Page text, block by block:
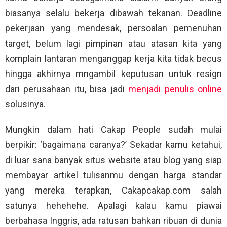
biasanya selalu bekerja dibawah tekanan. Deadline
pekerjaan yang mendesak, persoalan pemenuhan
target, belum lagi pimpinan atau atasan kita yang
komplain lantaran menganggap kerja kita tidak becus
hingga akhirnya mngambil keputusan untuk resign
dari perusahaan itu, bisa jadi menjadi penulis online
solusinya.
Mungkin dalam hati Cakap People sudah mulai
berpikir: ‘bagaimana caranya?’ Sekadar kamu ketahui,
di luar sana banyak situs website atau blog yang siap
membayar artikel tulisanmu dengan harga standar
yang mereka terapkan, Cakapcakap.com salah
satunya hehehehe. Apalagi kalau kamu piawai
berbahasa Inggris, ada ratusan bahkan ribuan di dunia